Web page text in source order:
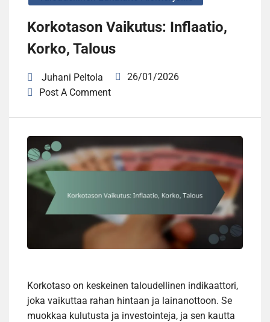
Korkotason Vaikutus: Inflaatio,
Korko, Talous
Juhani Peltola
26/01/2026
Post A Comment
Korkotaso on keskeinen taloudellinen indikaattori,
joka vaikuttaa rahan hintaan ja lainanottoon. Se
muokkaa kulutusta ja investointeja, ja sen kautta